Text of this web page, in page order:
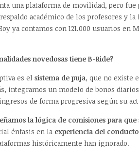
una plataforma de movilidad, pero fue
académico de los profesores y
ya contamos con 121.000 usuarios
novedosas tiene B-Ride?
es el sistema de puja, que no existe
integramos un modelo de bonos
de forma progresiva según su
la lógica de comisiones para que
énfasis en la experiencia del
históricamente han ignorado.